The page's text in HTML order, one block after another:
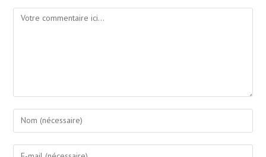
Comment
Enter
your
name
Enter